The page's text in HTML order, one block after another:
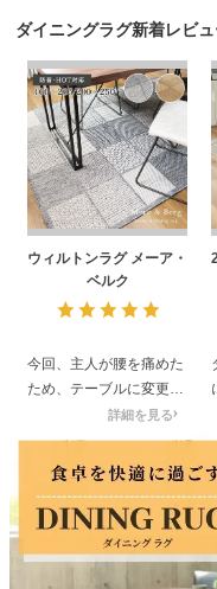
カーテン
ラグ
マット
収納用品
生活用品
キッチン用品
家電・照明器具
ダイニングラグ新着レビ
ウィルトンラグ メーア・
ベルク
詳細を見る
今回、主人が腰を痛めた
ため、テーブルに変更。
その上、人生初で、丸テ
ーブルを買いました。
スタッフさんに、夫婦二
いと勧められて購入しま
大満足です。